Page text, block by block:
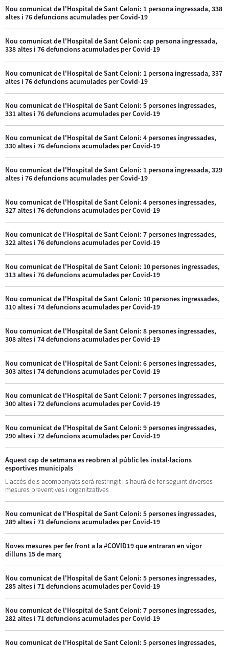
Nou comunicat de l'Hospital de Sant Celoni: 1 persona ingressada, 338
altes i 76 defuncions acumulades per Covid-19
Nou comunicat de l'Hospital de Sant Celoni: cap persona ingressada,
338 altes i 76 defuncions acumulades per Covid-19
Nou comunicat de l'Hospital de Sant Celoni: 1 persona ingressada, 337
altes i 76 defuncions acumulades per Covid-19
Nou comunicat de l'Hospital de Sant Celoni: 5 persones ingressades,
331 altes i 76 defuncions acumulades per Covid-19
Nou comunicat de l'Hospital de Sant Celoni: 4 persones ingressades,
330 altes i 76 defuncions acumulades per Covid-19
Nou comunicat de l'Hospital de Sant Celoni: 1 persona ingressada, 329
altes i 76 defuncions acumulades per Covid-19
Nou comunicat de l'Hospital de Sant Celoni: 4 persones ingressades,
327 altes i 76 defuncions acumulades per Covid-19
Nou comunicat de l'Hospital de Sant Celoni: 7 persones ingressades,
322 altes i 76 defuncions acumulades per Covid-19
Nou comunicat de l'Hospital de Sant Celoni: 10 persones ingressades,
313 altes i 76 defuncions acumulades per Covid-19
Nou comunicat de l'Hospital de Sant Celoni: 10 persones ingressades,
310 altes i 74 defuncions acumulades per Covid-19
Nou comunicat de l'Hospital de Sant Celoni: 8 persones ingressades,
308 altes i 74 defuncions acumulades per Covid-19
Nou comunicat de l'Hospital de Sant Celoni: 6 persones ingressades,
303 altes i 74 defuncions acumulades per Covid-19
Nou comunicat de l'Hospital de Sant Celoni: 7 persones ingressades,
300 altes i 72 defuncions acumulades per Covid-19
Nou comunicat de l'Hospital de Sant Celoni: 9 persones ingressades,
290 altes i 72 defuncions acumulades per Covid-19
Aquest cap de setmana es reobren al públic les instal·lacions
esportives municipals
L'accés dels acompanyats serà restringit i s'haurà de fer seguint diverses
mesures preventives i organitzatives
Nou comunicat de l'Hospital de Sant Celoni: 5 persones ingressades,
289 altes i 71 defuncions acumulades per Covid-19
Noves mesures per fer front a la #COVID19 que entraran en vigor
dilluns 15 de març
Nou comunicat de l'Hospital de Sant Celoni: 5 persones ingressades,
285 altes i 71 defuncions acumulades per Covid-19
Nou comunicat de l'Hospital de Sant Celoni: 7 persones ingressades,
282 altes i 71 defuncions acumulades per Covid-19
Nou comunicat de l'Hospital de Sant Celoni: 5 persones ingressades,